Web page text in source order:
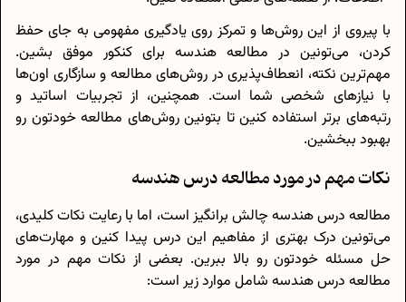
با پیروی از این روش‌ها و تمرکز روی یادگیری مفهومی به جای حفظ
کردن، می‌تونین در مطالعه هندسه برای کنکور موفق بشین.
مهم‌ترین نکته، انعطاف‌پذیری در روش‌های مطالعه و سازگاری اون‌ها
با نیازهای شخصی شما است. همچنین، از تجربیات اساتید و
رتبه‌های برتر استفاده کنین تا بتونین روش‌های مطالعه خودتون رو
بهبود ببخشین.
نکات مهم در مورد مطالعه درس هندسه
مطالعه درس هندسه چالش‌ برانگیز است، اما با رعایت نکات کلیدی،
می‌تونین درک بهتری از مفاهیم این درس پیدا کنین و مهارت‌های
حل مسئله خودتون رو بالا ببرین. بعضی از نکات مهم در مورد
مطالعه درس هندسه شامل موارد زیر است: